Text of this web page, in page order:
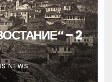
– 2
NEWS